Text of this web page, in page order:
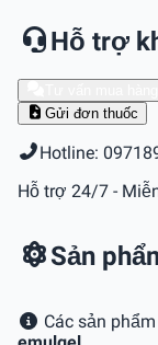
Hỗ trợ
Gửi đơn thuốc
Hotline:
Hỗ trợ 24/7 -
Sản
Các sản